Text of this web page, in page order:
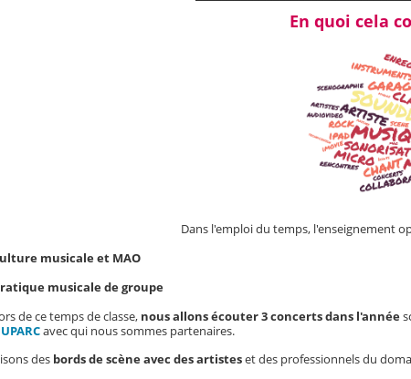
En quoi cela
Dans l'emploi du temps, l'enseignement
musicale et MAO
musicale de groupe
de ce temps de classe, nous allons écouter 3 concerts dans l'année
avec qui nous sommes partenaires.
des bords de scène avec des artisteset des professionnels du